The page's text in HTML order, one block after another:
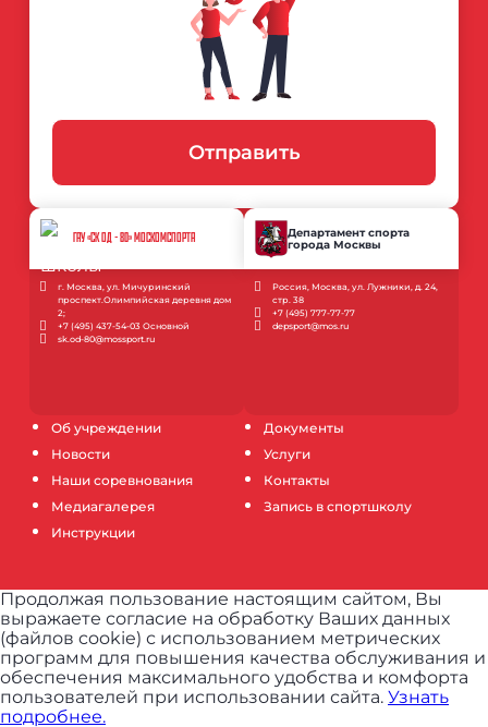
Об учреждении
Новости
Наши соревнования
Медиагалерея
Инструкции
Документы
Услуги
Контакты
Запись в спортшколу
Отправить
ГАУ «СК ОД - 80» МОСКОМСПОРТА
г. Москва, ул. Мичуринский
проспект.Олимпийская деревня дом
2;
+7 (495) 437-54-03 Основной
sk.od-80@mossport.ru
Департамент спорта
города Москвы
Россия, Москва, ул. Лужники, д. 24,
стр. 38
+7 (495) 777-77-77
depsport@mos.ru
Продолжая пользование настоящим сайтом, Вы
выражаете согласие на обработку Ваших данных
(файлов cookie) с использованием метрических
программ для повышения качества обслуживания и
обеспечения максимального удобства и комфорта
пользователей при использовании сайта. Узнать
подробнее.